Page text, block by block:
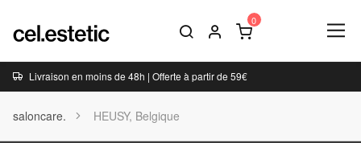
Livraison en moins de 48h | Offerte à partir de 59€
saloncare. HEUSY, Belgique